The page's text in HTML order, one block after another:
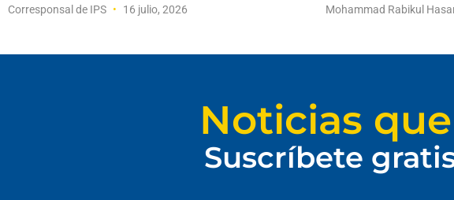
Corresponsal de IPS 16 julio, 2026 Mohammad Rabikul
Noticias
Suscríbete